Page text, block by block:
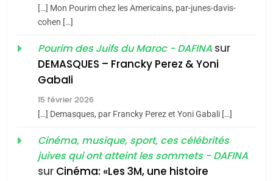
«Tu dis génocide, je dis
guerre»: La nouvelle
Tout sur la Nostalgie
SOUVENIRS
[…] Mon Pourim chez les Americains, par-junes-davis-
cohen […]
Pourim des Juifs du Maroc - DAFINA sur
DEMASQUES – Francky Perez & Yoni
Gabali
15 février 2026
[…] Demasques, par Francky Perez et Yoni Gabali […]
Cinéma, musique, sport, ces célébrités
juives qui ont atteint les sommets - DAFINA
sur Cinéma: «Les 3M, une histoire
2025, l’année la plus
d’ADL contre
l’antisémitisme
FRANCE ISRAÉL
POURQUOI JE REVENDIQUE
Zrihen-Dvir
CE QUI NOUS MANQUE –